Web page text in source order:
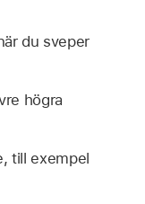
du sveper
högra
till exempel